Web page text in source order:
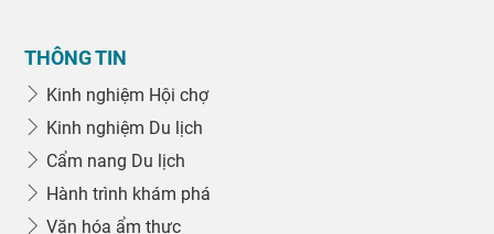
THÔNG TIN
Kinh nghiệm Hội chợ
Kinh nghiệm Du lịch
Cẩm nang Du lịch
Hành trình khám phá
Văn hóa ẩm thực